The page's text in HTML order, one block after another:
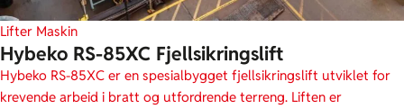
Lifter Maskin
Hybeko RS-85XC Fjellsikringslift
Hybeko RS-85XC er en spesialbygget fjellsikringslift utviklet for
krevende arbeid i bratt og utfordrende terreng. Liften er